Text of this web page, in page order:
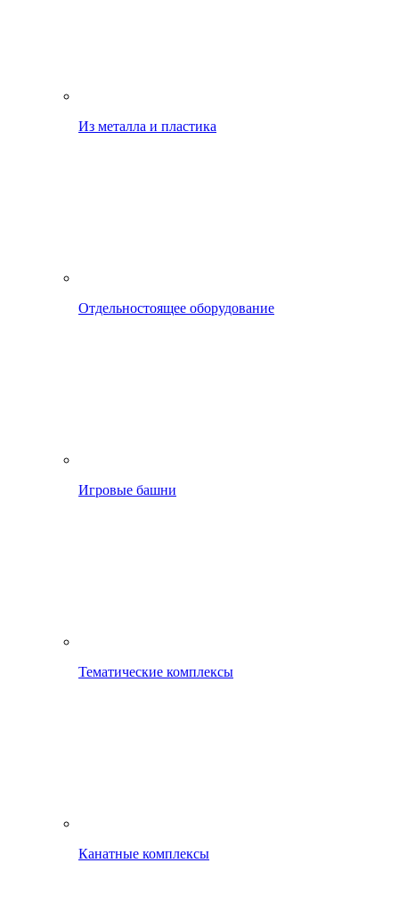
Из металла и пластика
Отдельностоящее оборудование
Игровые башни
Тематические комплексы
Канатные комплексы